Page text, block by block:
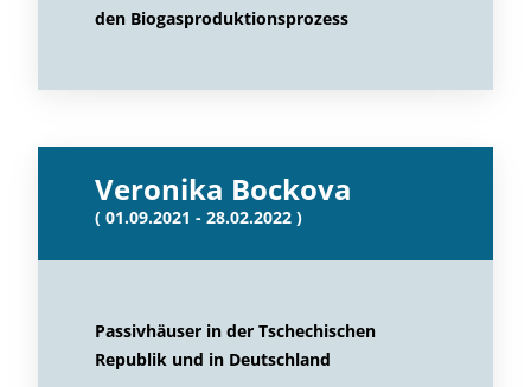
den Biogasproduktionsprozess
Veronika Bockova
( 01.09.2021 - 28.02.2022 )
Passivhäuser in der Tschechischen
Republik und in Deutschland